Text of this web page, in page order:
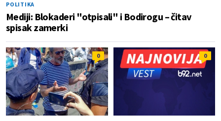
POLITIKA
Mediji: Blokaderi "otpisali" i Bodirogu – čitav
spisak zamerki
0 0